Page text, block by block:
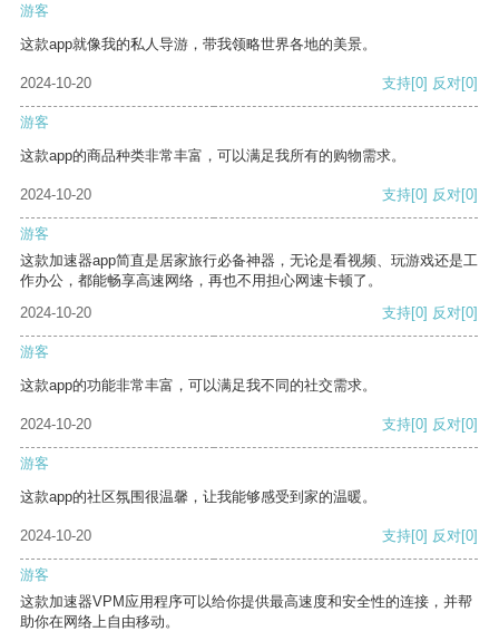
游客
这款app就像我的私人导游，带我领略世界各地的美景。
2024-10-20 支持[0] 反对[0]
游客
这款app的商品种类非常丰富，可以满足我所有的购物需求。
2024-10-20 支持[0] 反对[0]
游客
这款加速器app简直是居家旅行必备神器，无论是看视频、玩游戏还是工
作办公，都能畅享高速网络，再也不用担心网速卡顿了。
2024-10-20
支持[0] 反对[0]
游客
这款app的功能非常丰富，可以满足我不同的社交需求。
2024-10-20 支持[0] 反对[0]
游客
这款app的社区氛围很温馨，让我能够感受到家的温暖。
2024-10-20 支持[0] 反对[0]
游客
这款加速器VPM应用程序可以给你提供最高速度和安全性的连接，并帮
助你在网络上自由移动。